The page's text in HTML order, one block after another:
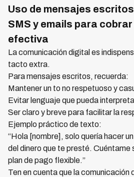
Uso de mensajes
SMS y emails para
efectiva
La comunicación digital es
tacto extra.
Para mensajes escritos, recuerda:
Mantener un to no respetuoso y
Evitar lenguaje que pueda
Ser claro y breve para facilitar la
Ejemplo práctico de texto:
“Hola [nombre], solo quería hacer
del dinero que te presté. Cuéntame
plan de pago flexible.”
Ten en cuenta que la comunicación